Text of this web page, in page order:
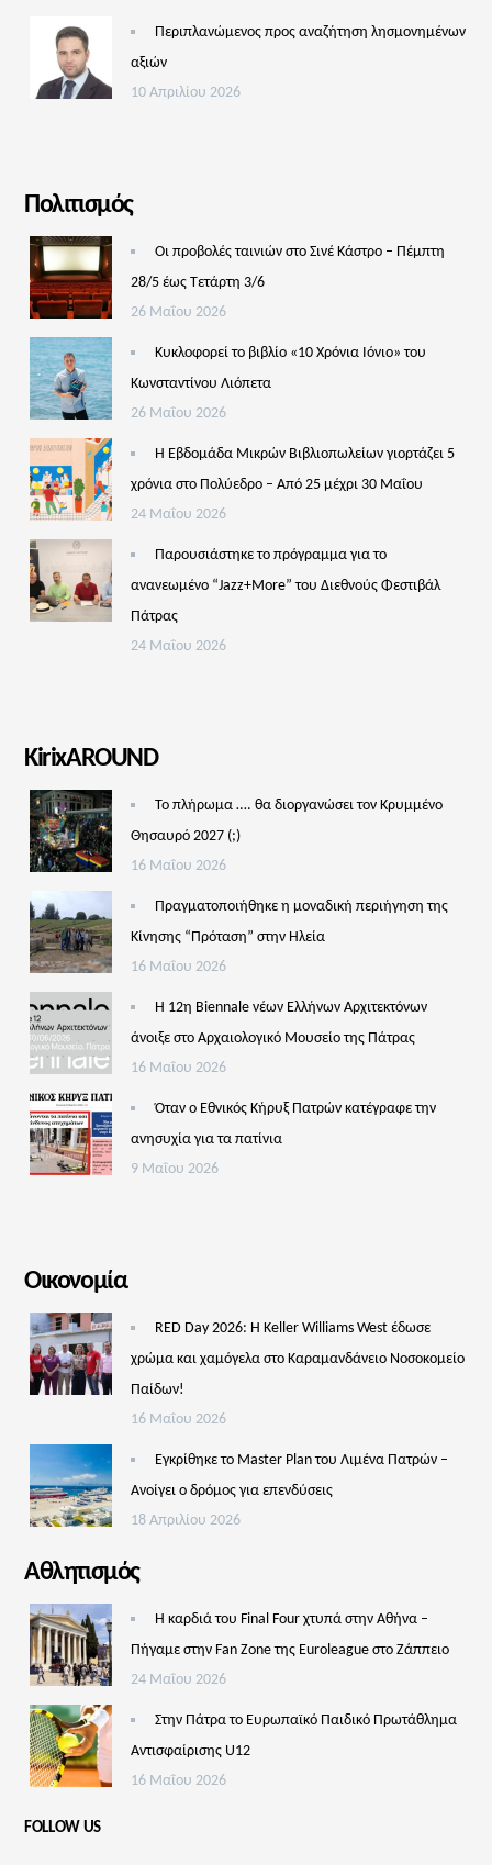
Περιπλανώμενος προς αναζήτηση λησμονημένων
αξιών
10 Απριλίου 2026
Πολιτισμός
Οι προβολές ταινιών στο Σινέ Κάστρο – Πέμπτη
28/5 έως Τετάρτη 3/6
26 Μαΐου 2026
Κυκλοφορεί το βιβλίο «10 Χρόνια Ιόνιο» του
Κωνσταντίνου Λιόπετα
26 Μαΐου 2026
Η Εβδομάδα Μικρών Βιβλιοπωλείων γιορτάζει 5
χρόνια στο Πολύεδρο – Από 25 μέχρι 30 Μαΐου
24 Μαΐου 2026
Παρουσιάστηκε το πρόγραμμα για το
ανανεωμένο “Jazz+More” του Διεθνούς Φεστιβάλ
Πάτρας
24 Μαΐου 2026
KirixAROUND
Το πλήρωμα …. θα διοργανώσει τον Κρυμμένο
Θησαυρό 2027 (;)
16 Μαΐου 2026
Πραγματοποιήθηκε η μοναδική περιήγηση της
Κίνησης “Πρόταση” στην Ηλεία
16 Μαΐου 2026
Η 12η Biennale νέων Ελλήνων Αρχιτεκτόνων
άνοιξε στο Αρχαιολογικό Μουσείο της Πάτρας
16 Μαΐου 2026
Όταν ο Εθνικός Κήρυξ Πατρών κατέγραφε την
ανησυχία για τα πατίνια
9 Μαΐου 2026
Οικονομία
RED Day 2026: Η Keller Williams West έδωσε
χρώμα και χαμόγελα στο Καραμανδάνειο Νοσοκομείο
Παίδων!
16 Μαΐου 2026
Εγκρίθηκε το Master Plan του Λιμένα Πατρών –
Aνοίγει ο δρόμος για επενδύσεις
18 Απριλίου 2026
Αθλητισμός
Η καρδιά του Final Four χτυπά στην Αθήνα –
Πήγαμε στην Fan Zone της Euroleague στο Ζάππειο
24 Μαΐου 2026
Στην Πάτρα το Ευρωπαϊκό Παιδικό Πρωτάθλημα
Αντισφαίρισης U12
16 Μαΐου 2026
FOLLOW US